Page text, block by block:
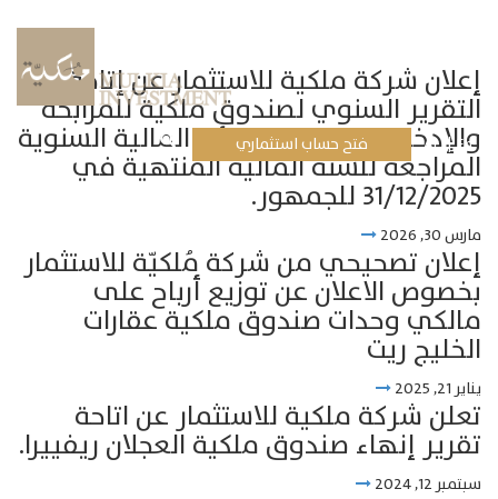
En
Ar فتح حساب استثماري
إعلان شركة ملكية للاستثمار عن إتاحة
التقرير السنوي لصندوق ملكية للمرابحة
والإدخار المتضمن القوائم المالية السنوية
المراجعة للسنة المالية المنتهية في
31/12/2025 للجمهور.
مارس 30, 2026
إعلان تصحيحي من شركة مُلكيّة للاستثمار
بخصوص الاعلان عن توزيع أرباح على
مالكي وحدات صندوق ملكية عقارات
الخليج ريت
يناير 21, 2025
تعلن شركة ملكية للاستثمار عن اتاحة
تقرير إنهاء صندوق ملكية العجلان ريفييرا.
سبتمبر 12, 2024